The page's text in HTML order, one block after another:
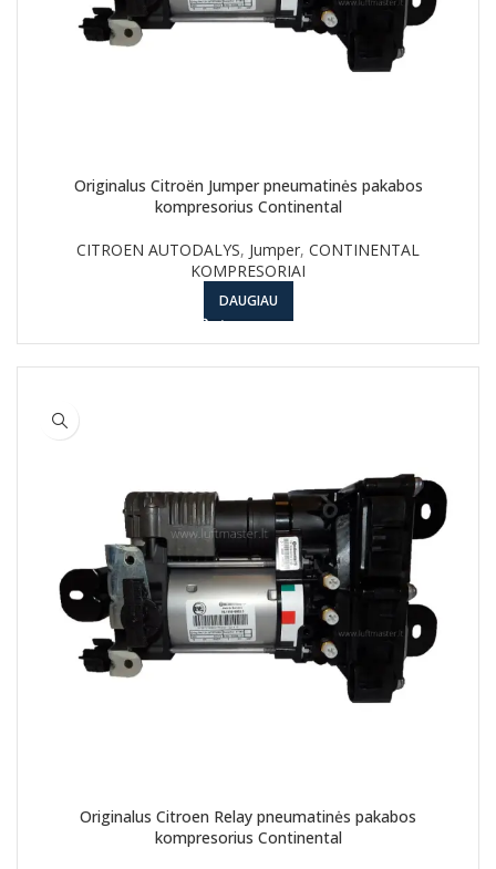
Originalus Citroën Jumper pneumatinės pakabos
kompresorius Continental
CITROEN AUTODALYS, Jumper, CONTINENTAL
KOMPRESORIAI
DAUGIAU
Originalus Citroen Relay pneumatinės pakabos
kompresorius Continental